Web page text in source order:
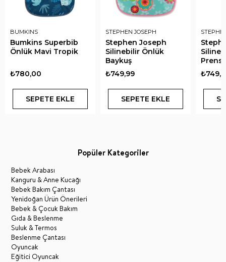
BUMKINS
Bumkins Superbib
Önlük Mavi Tropik
₺780,00
SEPETE EKLE
STEPHEN JOSEPH
Stephen Joseph
Silinebilir Önlük
Baykuş
₺749,99
SEPETE EKLE
Popüler Kategoriler
Bebek Arabası
Kanguru & Anne Kucağı
Bebek Bakım Çantası
Yenidoğan Ürün Önerileri
Bebek & Çocuk Bakım
Gıda & Beslenme
Suluk & Termos
Beslenme Çantası
Oyuncak
Eğitici Oyuncak